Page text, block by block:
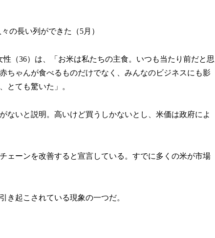
の長い列ができた（5月）
（36）は、「お米は私たちの主食。いつも当たり前だと思
ちゃんが食べるものだけでなく、みんなのビジネスにも影
とても驚いた」。
ないと説明。高いけど買うしかないとし、米価は政府によ
ェーンを改善すると宣言している。すでに多くの米が市場
き起こされている現象の一つだ。